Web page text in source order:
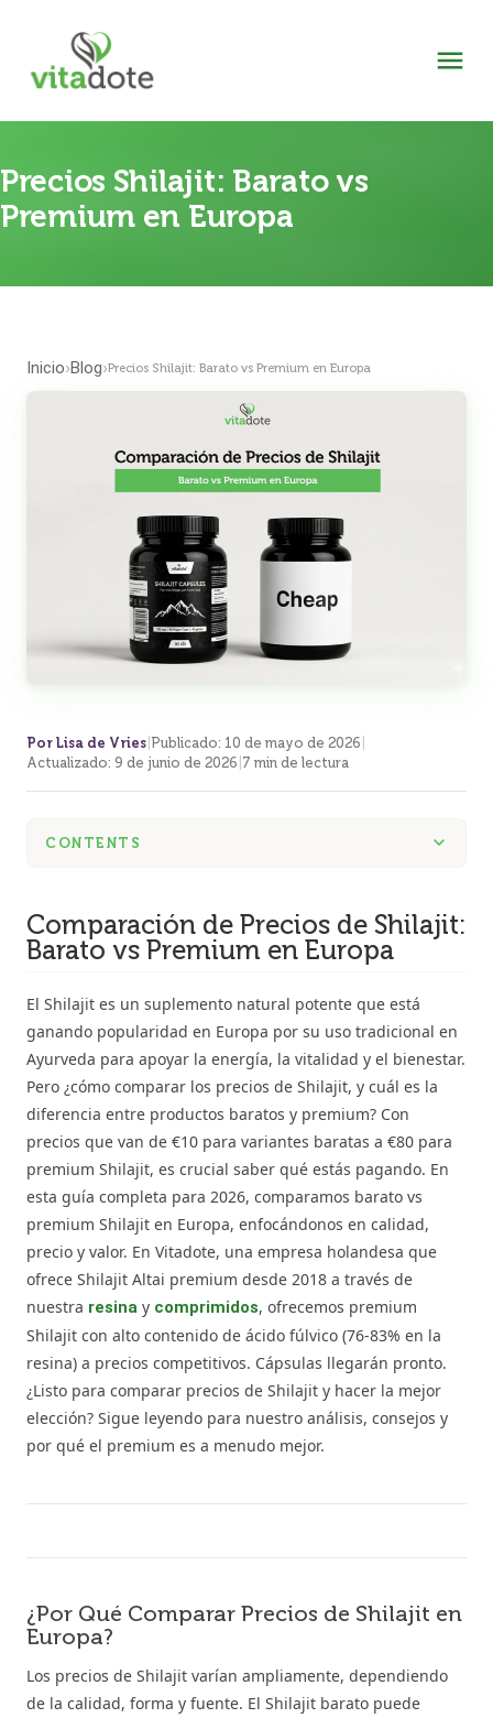
Precios Shilajit: Barato vs
Premium en Europa
Inicio›Blog›Precios Shilajit: Barato vs Premium en Europa
Por Lisa de Vries Publicado: 10 de mayo de 2026
Actualizado: 9 de junio de 2026 7 min de lectura
CONTENTS
Comparación de Precios de Shilajit:
Barato vs Premium en Europa
El Shilajit es un suplemento natural potente que está
ganando popularidad en Europa por su uso tradicional en
Ayurveda para apoyar la energía, la vitalidad y el bienestar.
Pero ¿cómo comparar los precios de Shilajit, y cuál es la
diferencia entre productos baratos y premium? Con
precios que van de €10 para variantes baratas a €80 para
premium Shilajit, es crucial saber qué estás pagando. En
esta guía completa para 2026, comparamos barato vs
premium Shilajit en Europa, enfocándonos en calidad,
precio y valor. En Vitadote, una empresa holandesa que
ofrece Shilajit Altai premium desde 2018 a través de
nuestra resina y comprimidos, ofrecemos premium
Shilajit con alto contenido de ácido fúlvico (76-83% en la
resina) a precios competitivos. Cápsulas llegarán pronto.
¿Listo para comparar precios de Shilajit y hacer la mejor
elección? Sigue leyendo para nuestro análisis, consejos y
por qué el premium es a menudo mejor.
¿Por Qué Comparar Precios de Shilajit en
Europa?
Los precios de Shilajit varían ampliamente, dependiendo
de la calidad, forma y fuente. El Shilajit barato puede